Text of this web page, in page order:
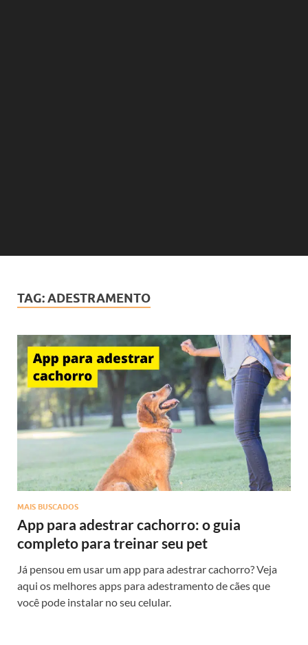
TAG:ADESTRAMENTO
MAIS BUSCADOS
App para adestrar cachorro: o guia
completo para treinar seu pet
Já pensou em usar um app para adestrar cachorro? Veja
aqui os melhores apps para adestramento de cães que
você pode instalar no seu celular.